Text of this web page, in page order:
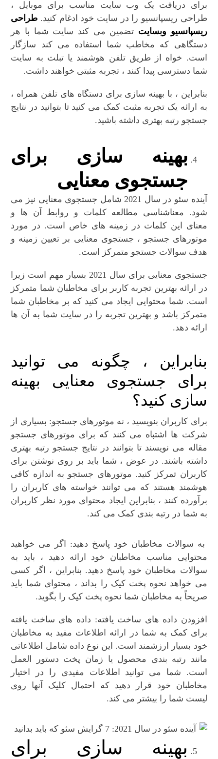
برای دریافت یک وب سایت مناسب برای موبایل ،
طراحی ریسپانسیو را در سایت خود ادغام کنید. طراحی
ریسپانسیو وبسایت تضمین می کند سایت شما با هر
دستگاهی که مخاطب شما استفاده می کند سازگار
است. خواه از طریق تلفن هوشمند یا تبلت به سایت
شما دسترسی پیدا کنند ، تجربه مثبتی خواهند داشت.
بنابراین ، با بهینه سازی برای دستگاه های تلفن همراه ،
به ارائه یک تجربه مثبت کمک می کنید تا بتوانید در نتایج
جستجو رتبه بهتری داشته باشید.
بهینه سازی برای
جستجوی معنایی
آینده سئو در سال 2021 شامل جستجوی معنایی نیز می
شود. معناشناسی مطالعه کلمات و روابط آن ها و
معنای این کلمات در زمینه های خاص است. در مورد
موتورهای جستجو ، جستجوی معنایی بر تعیین زمینه و
هدف سوالات جستجو متمرکز است.
جستجوی معنایی برای سال 2021 بسیار مهم است زیرا
در ارائه بهترین تجربه کاربر برای مخاطبان شما متمرکز
است. شما محتوایی ایجاد می کنید که بر مخاطبان شما
متمرکز باشد و بهترین تجربه را در سایت شما به آن ها
ارائه دهد.
بنابراین ، چگونه می توانید
برای جستجوی معنایی بهینه
سازی کنید؟
برای کاربران بنویسید ، نه موتورهای جستجو: بسیاری از
شرکت ها اشتباه می کنند که برای موتورهای جستجو
مقاله می نویسند تا بتوانند در نتایج جستجو رتبه بهتری
داشته باشند. در عوض ، شما باید بر روی نوشتن برای
کاربران تمرکز کنید. موتورهای جستجو به اندازه کافی
هوشمند هستند که می توانند خواسته های کاربران را
برآورده کنند ، بنابراین ایجاد محتوای مورد نظر کاربران
به شما در رتبه بندی کمک می کند.
به سوالات مخاطبان خود پاسخ دهید: اگر می خواهید
محتوایی مناسب مخاطبان خود ارائه دهید ، باید به
سوالات مخاطبان خود پاسخ دهید. بنابراین ، اگر کسی
می خواهد نحوه پخت کیک را بداند ، محتوای شما باید
صریحاً به مخاطبان شما نحوه پخت کیک را بگوید.
افزودن داده های ساخت یافته: داده های ساخت یافته
برای کمک به شما در ارائه اطلاعات مفید به مخاطبان
خود بسیار ارزشمند است. این نوع داده شامل اطلاعاتی
مانند رتبه بندی محصول یا زمان پخت دستور العمل
است. شما می توانید اطلاعات مفیدی را در اختیار
مخاطبان خود قرار دهید که احتمال کلیک آنها روی
لیست شما را بیشتر می کند.
بهینه سازی برای